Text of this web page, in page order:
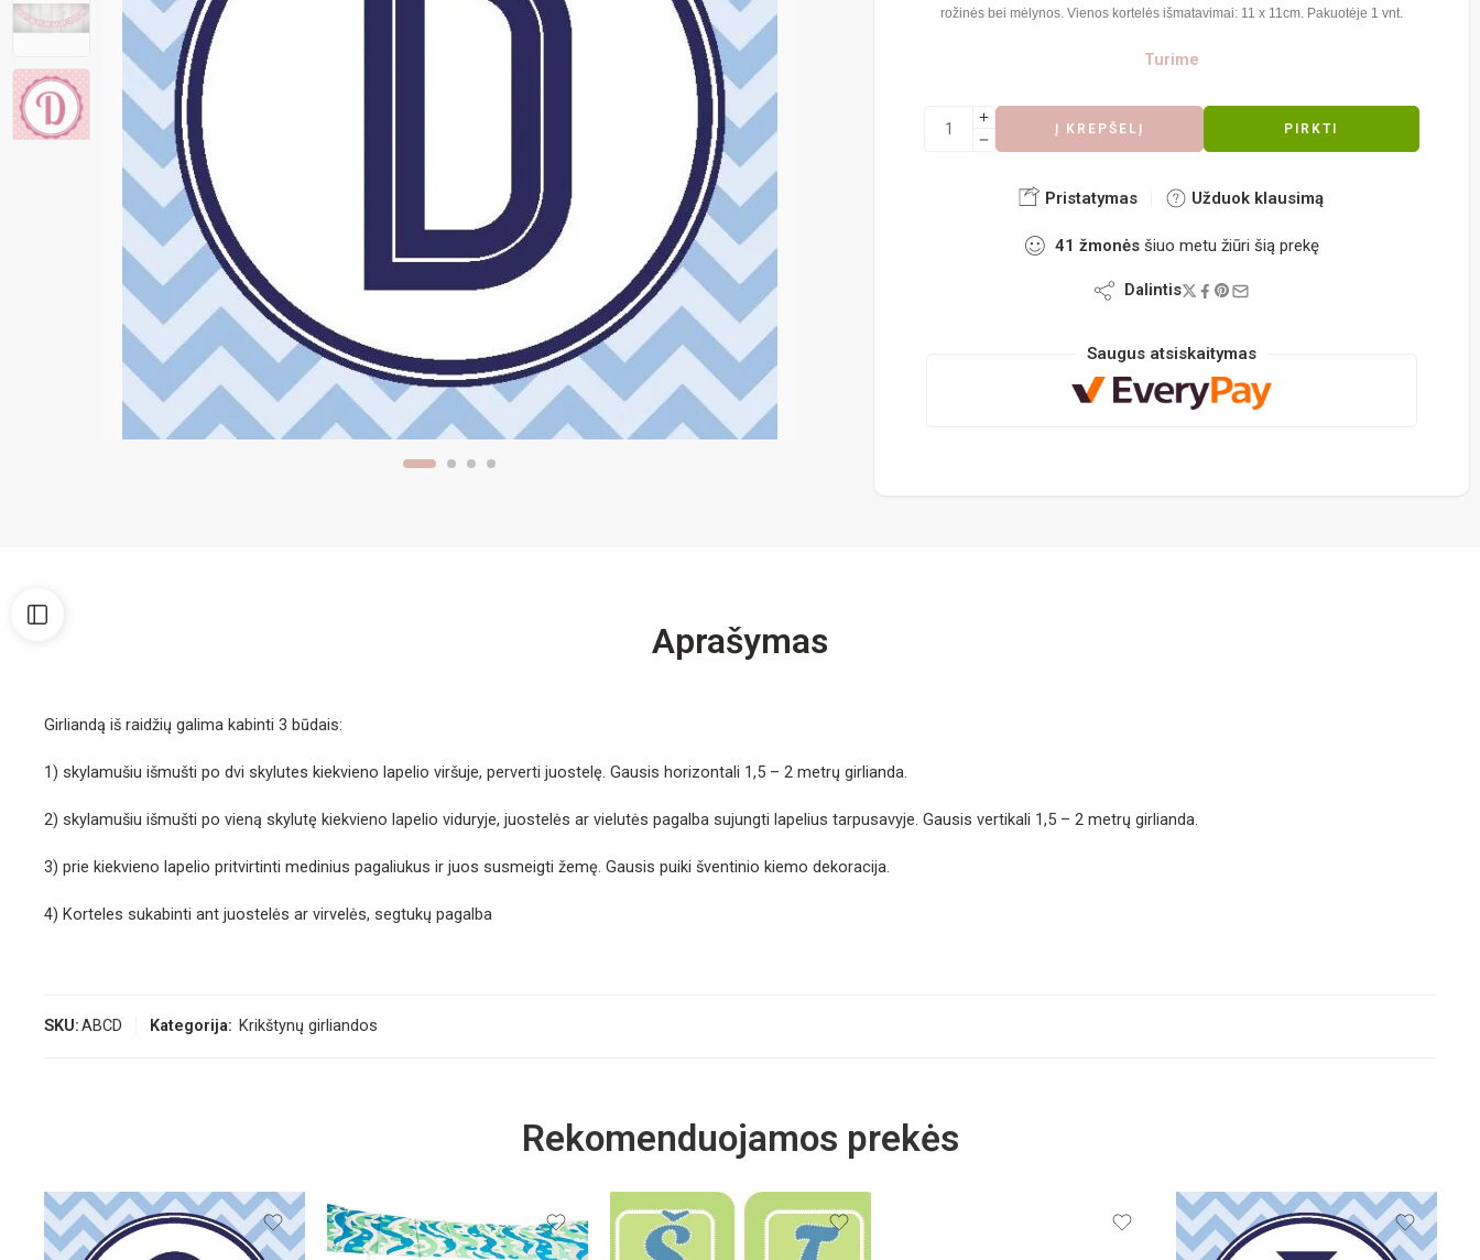
rožinės bei mėlynos. Vienos kortelės išmatavimai: 11 x 11cm. Pakuotėje 1 vnt.
Turime
Į KREPŠELĮ PIRKTI
Pristatymas Užduok klausimą
41 žmonėsšiuo metu žiūri šią prekę
Dalintis
Saugus atsiskaitymas
Aprašymas
Girliandą iš raidžių galima kabinti 3 būdais:
1) skylamušiu išmušti po dvi skylutes kiekvieno lapelio viršuje, perverti juostelę. Gausis horizontali 1,5 – 2 metrų girlianda.
2) skylamušiu išmušti po vieną skylutę kiekvieno lapelio viduryje, juostelės ar vielutės pagalba sujungti lapelius tarpusavyje. Gausis vertikali 1,5 – 2 metrų girlianda.
3) prie kiekvieno lapelio pritvirtinti medinius pagaliukus ir juos susmeigti žemę. Gausis puiki šventinio kiemo dekoracija.
4) Korteles sukabinti ant juostelės ar virvelės, segtukų pagalba
SKU:ABCD Kategorija: Krikštynų girliandos
Rekomenduojamos prekės